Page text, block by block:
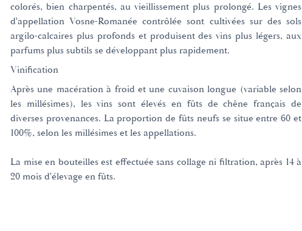
colorés, bien charpentés, au vieillissement plus prolongé. Les vignes
d'appellation Vosne-Romanée contrôlée sont cultivées sur des sols
argilo-calcaires plus profonds et produisent des vins plus légers, aux
parfums plus subtils se développant plus rapidement.
Vinification
Après une macération à froid et une cuvaison longue (variable selon
les millésimes), les vins sont élevés en fûts de chêne français de
diverses provenances. La proportion de fûts neufs se situe entre 60 et
100%, selon les millésimes et les appellations.
La mise en bouteilles est effectuée sans collage ni filtration, après 14 à
20 mois d'élevage en fûts.